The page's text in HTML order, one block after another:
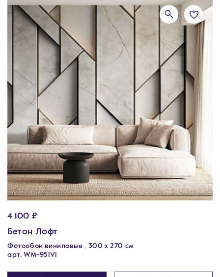
4 100 ₽
Бетон Лофт
Фотообои виниловые , 300 х 270 см
арт. WM-951V1